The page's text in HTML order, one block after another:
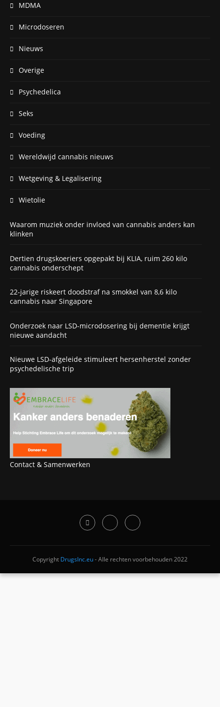
MDMA
Microdoseren
Nieuws
Overige
Psychedelica
Seks
Voeding
Wereldwijd cannabis nieuws
Wetgeving & Legalisering
Wietolie
Waarom muziek onder invloed van cannabis anders kan
klinken
Dertien drugskoeriers opgepakt bij KLIA, ruim 260 kilo
cannabis onderschept
22-jarige riskeert doodstraf na smokkel van 8,6 kilo
cannabis naar Singapore
Onderzoek naar LSD-microdosering bij dementie krijgt
nieuwe aandacht
Nieuwe LSD-afgeleide stimuleert hersenherstel zonder
psychedelische trip
Contact & Samenwerken
Copyright DrugsInc.eu- Alle rechten voorbehouden 2022